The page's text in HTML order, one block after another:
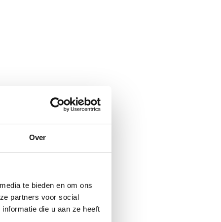
Over
te bieden en om ons
partners voor social
die u aan ze heeft